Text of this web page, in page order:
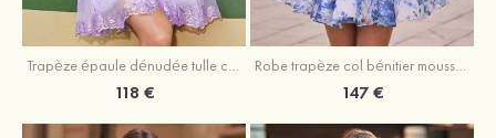
Trapèze épaule dénudée tulle courte/mini robe de fête de la rentrée avec paillettes
118 €
Robe trapèze col bénitier mousseline courte/mini robe de fête de la rentrée avec appliqué
147 €